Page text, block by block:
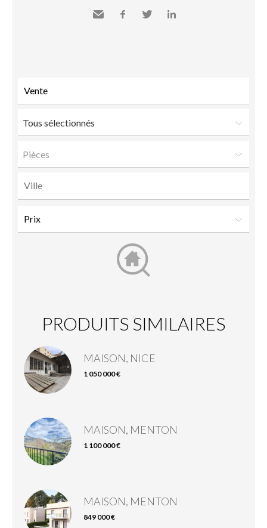
Tous sélectionnés
Pièces
PRODUITS SIMILAIRES
MAISON, NICE
1 050 000 €
MAISON, MENTON
1 100 000 €
MAISON, MENTON
849 000 €